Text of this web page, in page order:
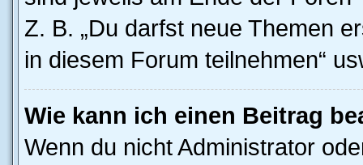
Z. B. „Du darfst neue Themen
in diesem Forum teilnehmen“
Wie kann ich einen Beitrag
Wenn du nicht Administrator